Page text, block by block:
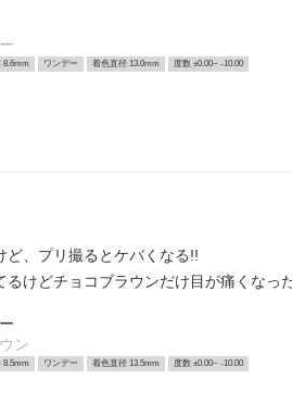
8.6mm ワンデー 着色直径 13.0mm 度数 ±0.00~ -10.00
ど、プリ撮るとケバくなる!!
けどチョコブラウンだけ目が痛くなっ
ン
8.5mm ワンデー 着色直径 13.5mm 度数 ±0.00~ -10.00